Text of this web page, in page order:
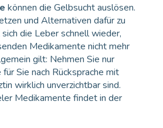
können die Gelbsucht auslösen.
und Alternativen dafür zu
die Leber schnell wieder,
Medikamente nicht mehr
gilt: Nehmen Sie nur
Sie nach Rücksprache mit
wirklich unverzichtbar sind.
Medikamente findet in der